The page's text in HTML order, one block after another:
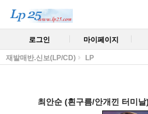
로그인 마이페이지
재발매반.신보(LP/CD) LP
최안순 (흰구름/안개낀 터미